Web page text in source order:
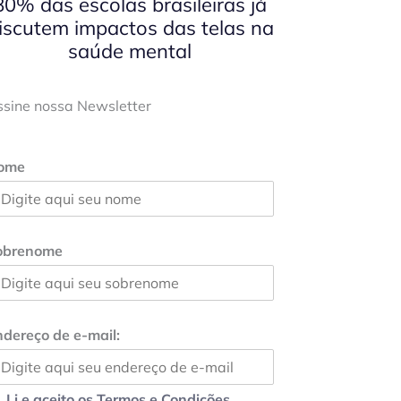
impactos das telas na
saúde mental
nossa Newsletter
de e-mail: